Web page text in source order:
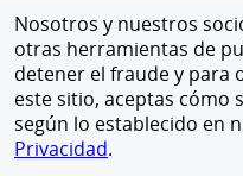
Nosotros y nuestros
otras herramientas de
detener el fraude y para
este sitio, aceptas cómo
según lo establecido en
Privacidad.